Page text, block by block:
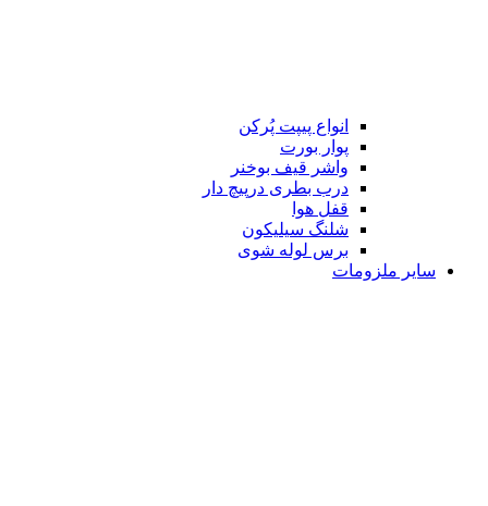
انواع پیپت پُرکن
پوار بورت
واشر قیف بوخنر
درب بطری درپیچ دار
قفل هوا
شلنگ سیلیکون
برس لوله شوی
سایر ملزومات